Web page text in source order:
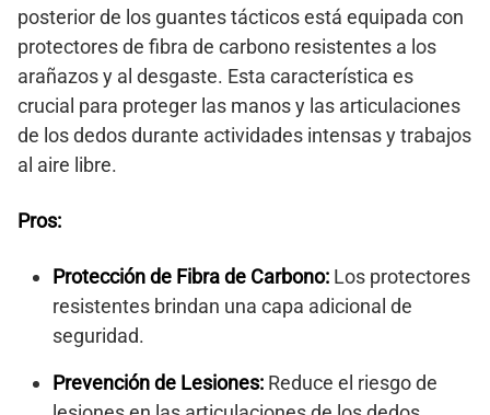
posterior de los guantes tácticos está equipada con
protectores de fibra de carbono resistentes a los
arañazos y al desgaste. Esta característica es
crucial para proteger las manos y las articulaciones
de los dedos durante actividades intensas y trabajos
al aire libre.
Pros:
Protección de Fibra de Carbono: Los protectores
resistentes brindan una capa adicional de
seguridad.
Prevención de Lesiones: Reduce el riesgo de